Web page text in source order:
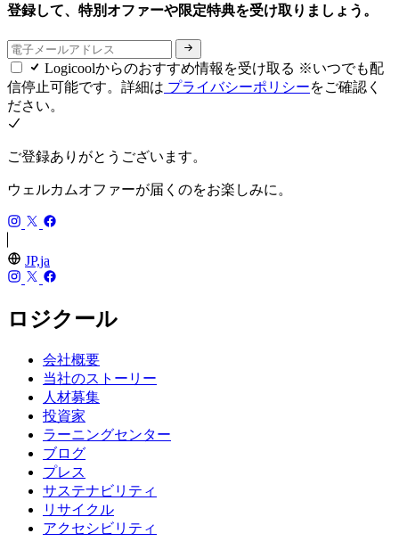
登録して、特別オファーや限定特典を受け取りましょう。
Logicoolからのおすすめ情報を受け取る ※いつでも配
信停止可能です。詳細は プライバシーポリシーをご確認く
ださい。
ご登録ありがとうございます。
ウェルカムオファーが届くのをお楽しみに。
JP,ja
ロジクール
会社概要
当社のストーリー
人材募集
投資家
ラーニングセンター
ブログ
プレス
サステナビリティ
リサイクル
アクセシビリティ